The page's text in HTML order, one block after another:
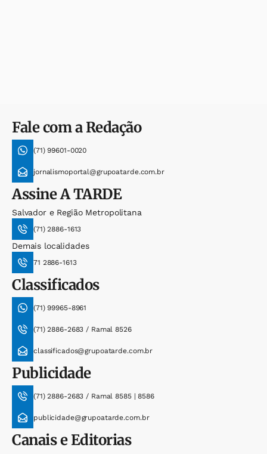
Fale com a Redação
(71) 99601-0020
jornalismoportal@grupoatarde.com.br
AssineA TARDE
Salvador e Região Metropolitana
(71) 2886-1613
Demais localidades
71 2886-1613
Classificados
(71) 99965-8961
(71) 2886-2683 / Ramal 8526
classificados@grupoatarde.com.br
Publicidade
(71) 2886-2683 / Ramal 8585 | 8586
publicidade@grupoatarde.com.br
Canais e Editorias